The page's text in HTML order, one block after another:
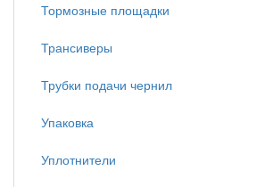
Тормозные площадки
Трансиверы
Трубки подачи чернил
Упаковка
Уплотнители